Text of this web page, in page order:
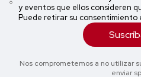
y eventos que ellos consideren
Puede retirar su consentimiento
Nos comprometemos a no utilizar
enviar